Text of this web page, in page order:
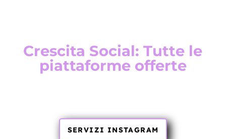
Crescita Social: Tutte le
piattaforme offerte
SERVIZI INSTAGRAM